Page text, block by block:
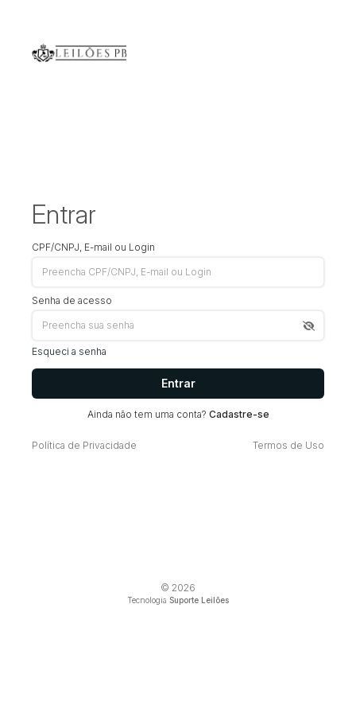
Entrar
CPF/CNPJ, E-mail ou Login
Senha de acesso
Esqueci a senha
Entrar
Ainda não tem uma conta? Cadastre-se
Política de Privacidade Termos de Uso
© 2026
Tecnologia Suporte Leilões